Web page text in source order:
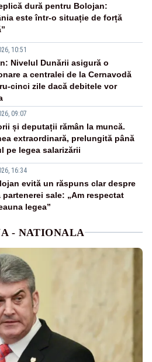
dură pentru Bolojan:
este într-o situație de forță
10:51
Nivelul Dunării asigură o
a centralei de la Cernavodă
cinci zile dacă debitele vor
09:07
și deputații rămân la muncă.
extraordinară, prelungită până
pe legea salarizării
16:34
evită un răspuns clar despre
partenerei sale: „Am respectat
legea”
- NATIONALA